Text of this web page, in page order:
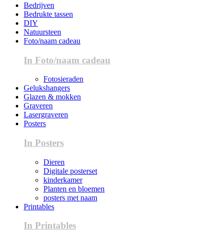
Bedrijven
Bedrukte tassen
DIY
Natuursteen
Foto/naam cadeau
In Foto/naam cadeau
Fotosieraden
Gelukshangers
Glazen & mokken
Graveren
Lasergraveren
Posters
In Posters
Dieren
Digitale posterset
kinderkamer
Planten en bloemen
posters met naam
Printables
In Printables